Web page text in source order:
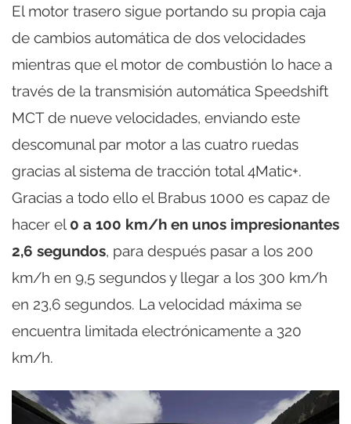
El motor trasero sigue portando su propia caja
de cambios automática de dos velocidades
mientras que el motor de combustión lo hace a
través de la transmisión automática Speedshift
MCT de nueve velocidades, enviando este
descomunal par motor a las cuatro ruedas
gracias al sistema de tracción total 4Matic+.
Gracias a todo ello el Brabus 1000 es capaz de
hacer el 0 a 100 km/h en unos impresionantes
2,6 segundos, para después pasar a los 200
km/h en 9,5 segundos y llegar a los 300 km/h
en 23,6 segundos. La velocidad máxima se
encuentra limitada electrónicamente a 320
km/h.